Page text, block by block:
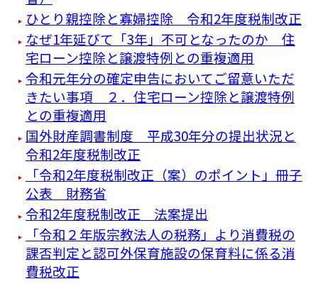
ひとり親控除と寡婦控除 令和2年度税制改正
なぜ1年延びて「3年」不可となったのか 住
宅ローン控除と譲渡特例との重複適用
令和元年分の確定申告においてご留意いただ
きたい事項 ２．住宅ローン控除と譲渡特例
との重複適用
国外財産調書制度 平成30年分の提出状況と
令和2年度税制改正
「令和2年度税制改正（案）のポイント」冊子
公表 財務省
令和2年度税制改正 法案提出
「令和２年版宗教法人の税務」より消費税の
課否判定と認可外保育施設の保育料に係る消
費税改正